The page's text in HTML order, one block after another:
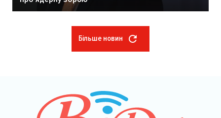
Більше новин